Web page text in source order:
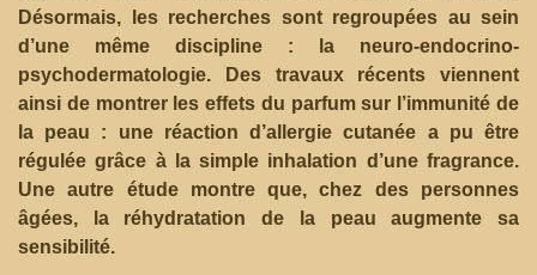
Désormais, les recherches sont regroupées au sein
d’une même discipline : la neuro-endocrino-
psychodermatologie. Des travaux récents viennent
ainsi de montrer les effets du parfum sur l’immunité de
la peau : une réaction d’allergie cutanée a pu être
régulée grâce à la simple inhalation d’une fragrance.
Une autre étude montre que, chez des personnes
âgées, la réhydratation de la peau augmente sa
sensibilité.